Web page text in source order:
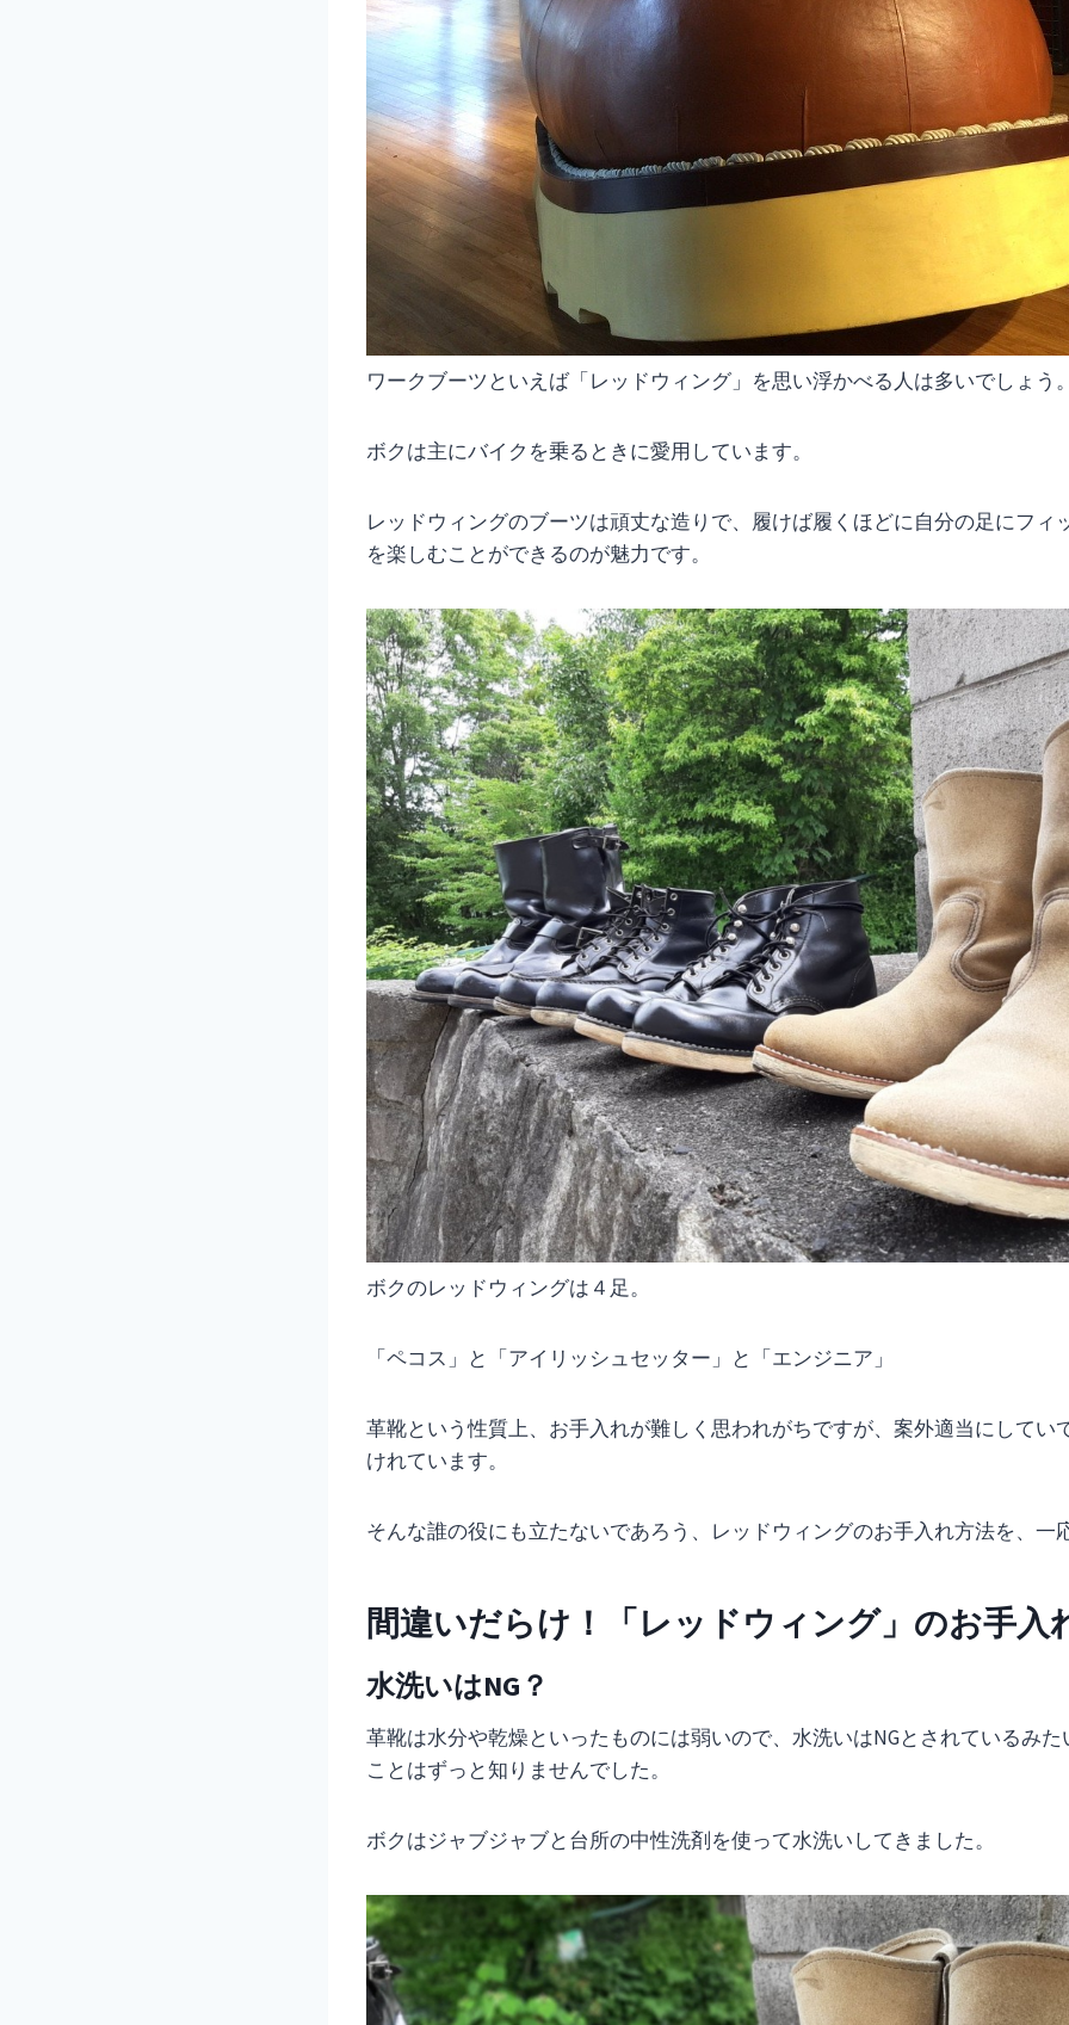
ワークブーツといえば「レッドウィング」を思い浮かべる人は多いでしょう
ボクは主にバイクを乗るときに愛用しています。
レッドウィングのブーツは頑丈な造りで、履けば履くほどに自分の足にフィ
を楽しむことができるのが魅力です。
ボクのレッドウィングは４足。
「ペコス」と「アイリッシュセッター」と「エンジニア」
革靴という性質上、お手入れが難しく思われがちですが、案外適当にしてい
けれています。
そんな誰の役にも立たないであろう、レッドウィングのお手入れ方法を、一
間違いだらけ！「レッドウィング」のお手入
水洗いはNG？
革靴は水分や乾燥といったものには弱いので、水洗いはNGとされているみ
ことはずっと知りませんでした。
ボクはジャブジャブと台所の中性洗剤を使って水洗いしてきました。